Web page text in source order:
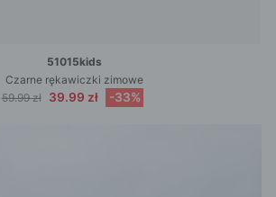
51015kids
Czarne rękawiczki zimowe
59.99 zł
39.99 zł -33%